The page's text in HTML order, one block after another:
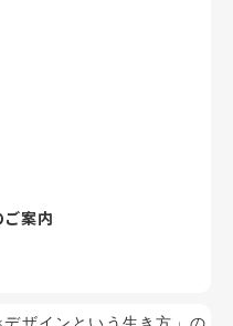
案内